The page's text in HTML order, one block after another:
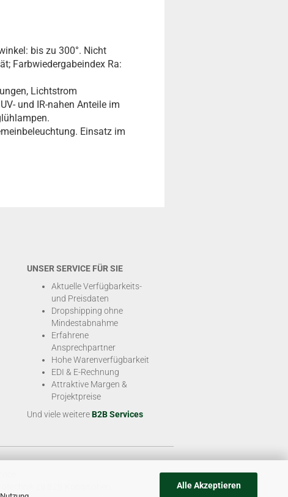
Alle Akzeptieren
bis zu 300°. Nicht
Farbwiedergabeindex Ra:
Lichtstrom
und IR-nahen Anteile im
Einsatz im
UNSER SERVICE FÜR SIE
Aktuelle Verfügbarkeits-
und Preisdaten
Dropshipping ohne
Mindestabnahme
Erfahrene
Ansprechpartner
Hohe Warenverfügbarkeit
EDI & E-Rechnung
Attraktive Margen &
Projektpreise
Und viele weitereB2B Services
zu B2B Konditionen.